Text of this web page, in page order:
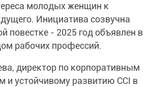
молодых женщин к
Инициатива созвучна
повестке - 2025 год объявлен в
рабочих профессий.
директор по корпоративным
и устойчивому развитию CCI в